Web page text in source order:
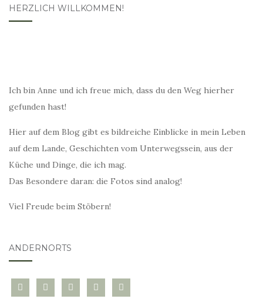
HERZLICH WILLKOMMEN!
Ich bin Anne und ich freue mich, dass du den Weg hierher
gefunden hast!
Hier auf dem Blog gibt es bildreiche Einblicke in mein Leben
auf dem Lande, Geschichten vom Unterwegssein, aus der
Küche und Dinge, die ich mag.
Das Besondere daran: die Fotos sind analog!
Viel Freude beim Stöbern!
ANDERNORTS
bloglovininstagramtwitter pinterest
mail